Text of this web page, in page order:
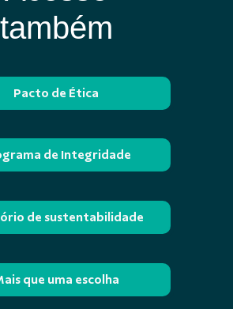
também
Pacto de Ética
de Integridade
de sustentabilidade
que uma escolha